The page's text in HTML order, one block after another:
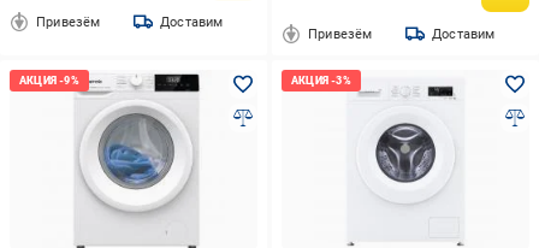
Привезём Доставим
Привезём Доставим